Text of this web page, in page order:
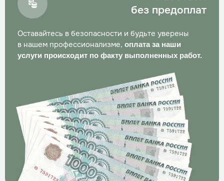
без предоплат
Оставайтесь в безопасности и будьте уверены
в нашем профессионализме, оплата за наши
услуги происходит по факту выполненных работ.